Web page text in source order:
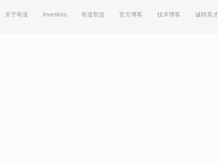
关于有道 Investors 有道智选 官方博客 技术博客 诚聘英才